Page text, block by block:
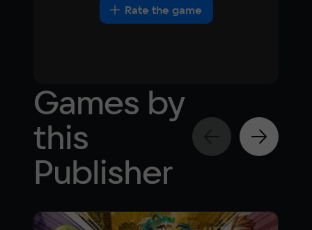
Rate the game
Games by
this
Publisher